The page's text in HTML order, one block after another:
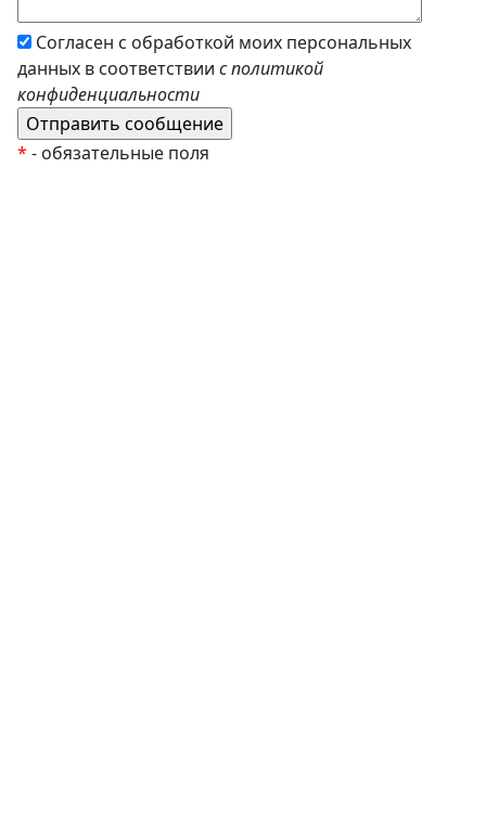
Согласен с обработкой моих персональных
данных в соответствии с политикой
конфиденциальности
* - обязательные поля